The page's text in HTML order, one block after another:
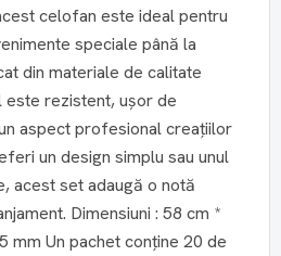
celofan este ideal pentru
speciale până la
din materiale de calitate
rezistent, ușor de
aspect profesional creațiilor
un design simplu sau unul
acest set adaugă o notă
Dimensiuni : 58 cm *
mm Un pachet conține 20 de